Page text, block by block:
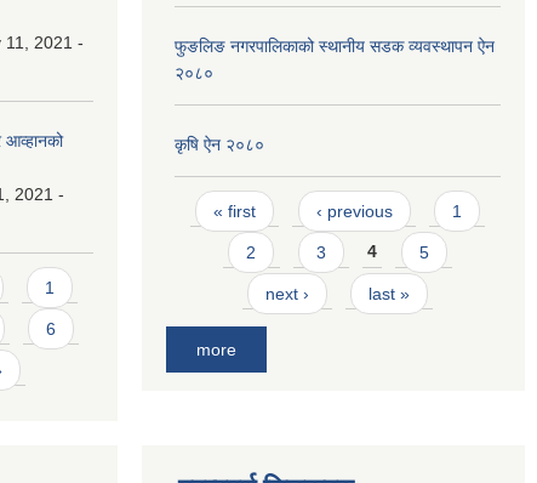
11, 2021 -
आव्हानको
2021 -
1
6
फुङलिङ नगरपालिकाको स्थानीय सडक व्यवस्थापन ऐन
२०८०
कृषि ऐन २०८०
Pages
« first ‹ previous 1
2 3 4 5
next › last »
more